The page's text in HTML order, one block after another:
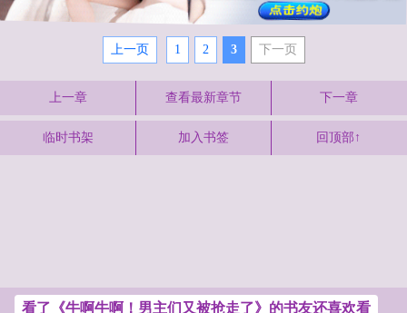
上一页 1 2 3 下一页
上一章 查看最新章节 下一章
临时书架 加入书签 回顶部↑
看了《牛啊牛啊！男主们又被抢走了》的书友还喜欢看